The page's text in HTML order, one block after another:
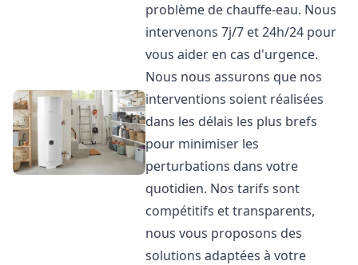
problème de chauffe-eau. Nous
intervenons 7j/7 et 24h/24 pour
vous aider en cas d'urgence.
Nous nous assurons que nos
interventions soient réalisées
dans les délais les plus brefs
pour minimiser les
perturbations dans votre
quotidien. Nos tarifs sont
compétitifs et transparents,
nous vous proposons des
solutions adaptées à votre